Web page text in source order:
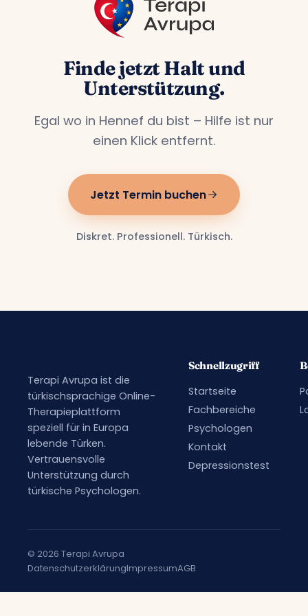
Finde jetzt Halt und
Unterstützung.
Egal wo in Hennef du bist – Hilfe ist nur
einen Klick entfernt.
Jetzt Termin buchen
Diskret. Professionell. Türkisch.
Terapi Avrupa ist die
türkischsprachige Online-
Therapieplattform
speziell für in Europa
lebende Türken.
Vertrauensvolle
Unterstützung durch
türkische Psychologen.
Schnellzugriff
Startseite
Fachbereiche
Psychologen
Kontakt
Depressionstest
© 2026 Terapi Avrupa
DatenschutzerklärungImpressumAGB